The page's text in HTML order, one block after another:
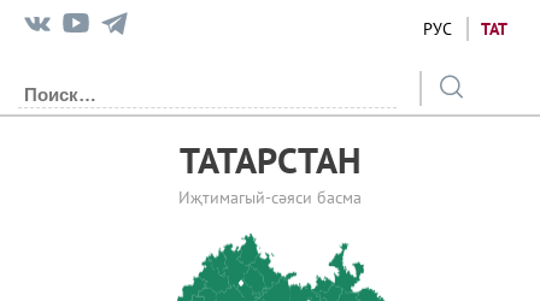
РУС ТАТ
ТАТАРСТАН
Иҗтимагый-сәяси басма